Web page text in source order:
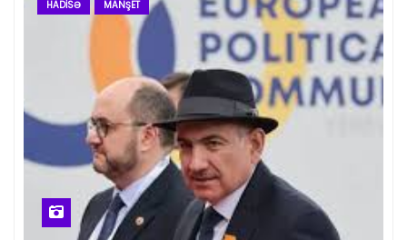
HADISƏ MANŞET